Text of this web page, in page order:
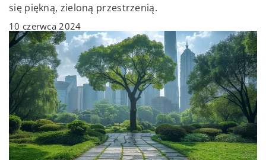
się piękną, zieloną przestrzenią.
10 czerwca 2024